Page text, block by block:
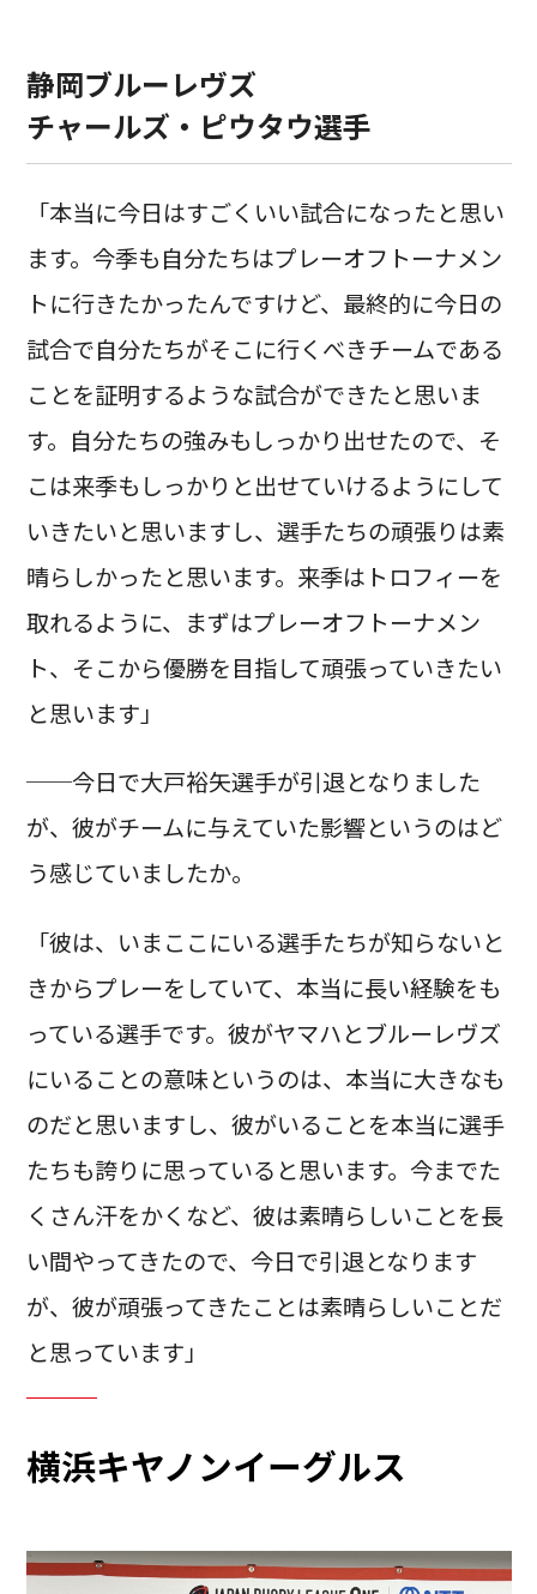
静岡ブルーレヴズ
チャールズ・ピウタウ選手
「本当に今日はすごくいい試合になったと思い
ます。今季も自分たちはプレーオフトーナメン
トに行きたかったんですけど、最終的に今日の
試合で自分たちがそこに行くべきチームである
ことを証明するような試合ができたと思いま
す。自分たちの強みもしっかり出せたので、そ
こは来季もしっかりと出せていけるようにして
いきたいと思いますし、選手たちの頑張りは素
晴らしかったと思います。来季はトロフィーを
取れるように、まずはプレーオフトーナメン
ト、そこから優勝を目指して頑張っていきたい
と思います」
──今日で大戸裕矢選手が引退となりました
が、彼がチームに与えていた影響というのはど
う感じていましたか。
「彼は、いまここにいる選手たちが知らないと
きからプレーをしていて、本当に長い経験をも
っている選手です。彼がヤマハとブルーレヴズ
にいることの意味というのは、本当に大きなも
のだと思いますし、彼がいることを本当に選手
たちも誇りに思っていると思います。今までた
くさん汗をかくなど、彼は素晴らしいことを長
い間やってきたので、今日で引退となります
が、彼が頑張ってきたことは素晴らしいことだ
と思っています」
横浜キヤノンイーグルス